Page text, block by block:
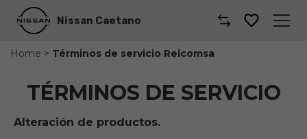
Nissan Caetano
Caetano
Comprar un coche
Gama de Modelos
Home > Términos de servicio Reicomsa
TÉRMINOS DE SERVICIO
Alteración de productos.